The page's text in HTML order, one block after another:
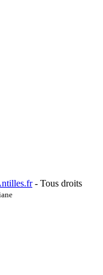
- Tous droits